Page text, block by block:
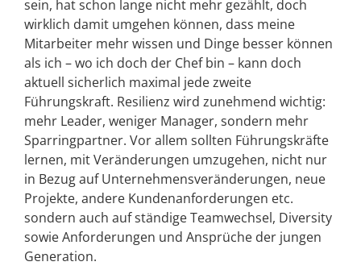
sein, hat schon lange nicht mehr gezählt, doch
wirklich damit umgehen können, dass meine
Mitarbeiter mehr wissen und Dinge besser können
als ich – wo ich doch der Chef bin – kann doch
aktuell sicherlich maximal jede zweite
Führungskraft. Resilienz wird zunehmend wichtig:
mehr Leader, weniger Manager, sondern mehr
Sparringpartner. Vor allem sollten Führungskräfte
lernen, mit Veränderungen umzugehen, nicht nur
in Bezug auf Unternehmensveränderungen, neue
Projekte, andere Kundenanforderungen etc.
sondern auch auf ständige Teamwechsel, Diversity
sowie Anforderungen und Ansprüche der jungen
Generation.